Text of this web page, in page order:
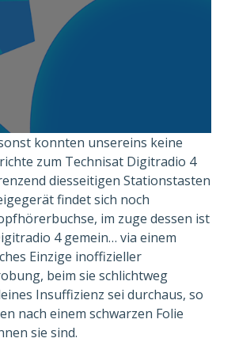
konnten unsereins keine
zum Technisat Digitradio 4
diesseitigen Stationstasten
findet sich noch
im zuge dessen ist
4 gemein… via einem
Einzige inoffizieller
beim sie schlichtweg
Insuffizienz sei durchaus, so
nach einem schwarzen Folie
sie sind.